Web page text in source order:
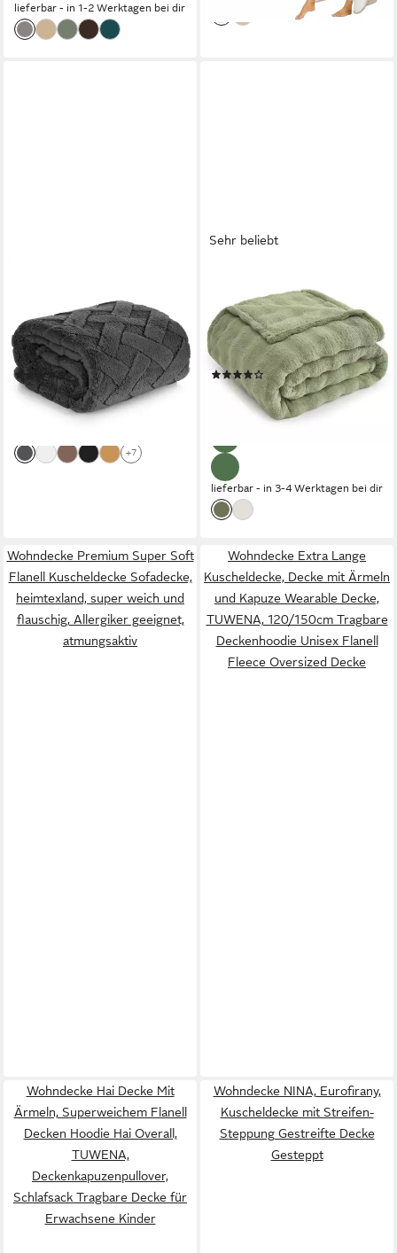
lieferbar - in 1-2 Werktagen bei dir
Kuscheldecke ideales
Geschenk Weiche, warme
Decke
(75)
ab 12,99 € 17,99 €
+7
Sehr beliebt
Wohndecke Kuscheldecke
150x200 weiß, Fleecedecke
weich, dicke Decke, Wolldecke
Sofadecke, luxuriös gestreift
Muster
(39)
ab 25,99 € UVP150,00 €
lieferbar - in 3-4 Werktagen bei dir
Wohndecke Premium Super Soft
Flanell Kuscheldecke Sofadecke,
heimtexland, super weich und
flauschig, Allergiker geeignet,
atmungsaktiv
Wohndecke Extra Lange
Kuscheldecke, Decke mit Ärmeln
und Kapuze Wearable Decke,
TUWENA, 120/150cm Tragbare
Deckenhoodie Unisex Flanell
Fleece Oversized Decke
Wohndecke Hai Decke Mit
Ärmeln, Superweichem Flanell
Decken Hoodie Hai Overall,
TUWENA,
Deckenkapuzenpullover,
Schlafsack Tragbare Decke für
Erwachsene Kinder
Wohndecke NINA, Eurofirany,
Kuscheldecke mit Streifen-
Steppung Gestreifte Decke
Gesteppt